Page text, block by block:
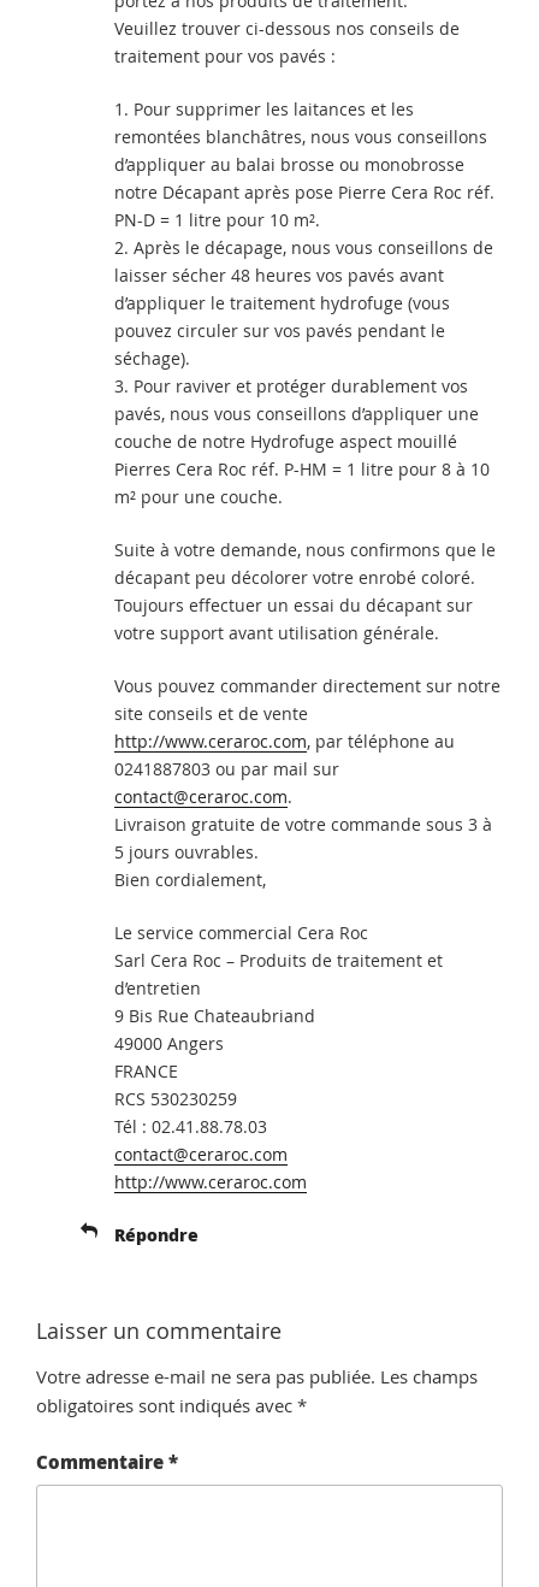
Veuillez trouver ci-dessous nos conseils de
traitement pour vos pavés :
1. Pour supprimer les laitances et les
remontées blanchâtres, nous vous conseillons
d’appliquer au balai brosse ou monobrosse
notre Décapant après pose Pierre Cera Roc réf.
PN-D = 1 litre pour 10 m².
2. Après le décapage, nous vous conseillons de
laisser sécher 48 heures vos pavés avant
d’appliquer le traitement hydrofuge (vous
pouvez circuler sur vos pavés pendant le
séchage).
3. Pour raviver et protéger durablement vos
pavés, nous vous conseillons d’appliquer une
couche de notre Hydrofuge aspect mouillé
Pierres Cera Roc réf. P-HM = 1 litre pour 8 à 10
m² pour une couche.
Suite à votre demande, nous confirmons que le
décapant peu décolorer votre enrobé coloré.
Toujours effectuer un essai du décapant sur
votre support avant utilisation générale.
Vous pouvez commander directement sur notre
site conseils et de vente
http://www.ceraroc.com, par téléphone au
0241887803 ou par mail sur
contact@ceraroc.com.
Livraison gratuite de votre commande sous 3 à
5 jours ouvrables.
Bien cordialement,
Le service commercial Cera Roc
Sarl Cera Roc – Produits de traitement et
d’entretien
9 Bis Rue Chateaubriand
49000 Angers
FRANCE
RCS 530230259
Tél : 02.41.88.78.03
contact@ceraroc.com
http://www.ceraroc.com
Répondre
Laisser un commentaire
Votre adresse e-mail ne sera pas publiée. Les champs
obligatoires sont indiqués avec *
Commentaire*